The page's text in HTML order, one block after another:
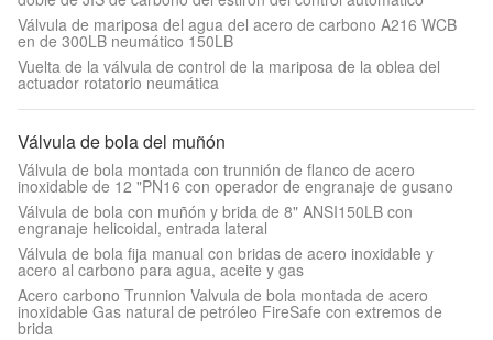
Válvula de mariposa del agua del acero de carbono A216 WCB
en de 300LB neumático 150LB
Vuelta de la válvula de control de la mariposa de la oblea del
actuador rotatorio neumática
Válvula de bola del muñón
Válvula de bola montada con trunnión de flanco de acero
inoxidable de 12 "PN16 con operador de engranaje de gusano
Válvula de bola con muñón y brida de 8" ANSI150LB con
engranaje helicoidal, entrada lateral
Válvula de bola fija manual con bridas de acero inoxidable y
acero al carbono para agua, aceite y gas
Acero carbono Trunnion Valvula de bola montada de acero
inoxidable Gas natural de petróleo FireSafe con extremos de
brida